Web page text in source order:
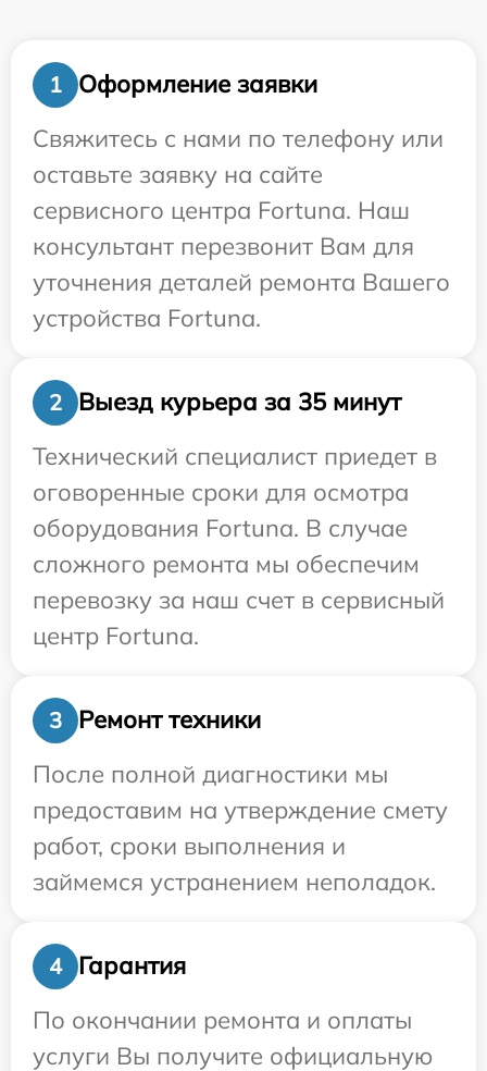
1
Оформление заявки
Свяжитесь с нами по телефону или
оставьте заявку на сайте
сервисного центра Fortuna. Наш
консультант перезвонит Вам для
уточнения деталей ремонта Вашего
устройства Fortuna.
2
Выезд курьера за 35 минут
Технический специалист приедет в
оговоренные сроки для осмотра
оборудования Fortuna. В случае
сложного ремонта мы обеспечим
перевозку за наш счет в сервисный
центр Fortuna.
3
Ремонт техники
После полной диагностики мы
предоставим на утверждение смету
работ, сроки выполнения и
займемся устранением неполадок.
4
Гарантия
По окончании ремонта и оплаты
услуги Вы получите официальную